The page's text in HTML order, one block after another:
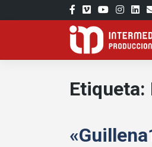
al
Etiqueta: